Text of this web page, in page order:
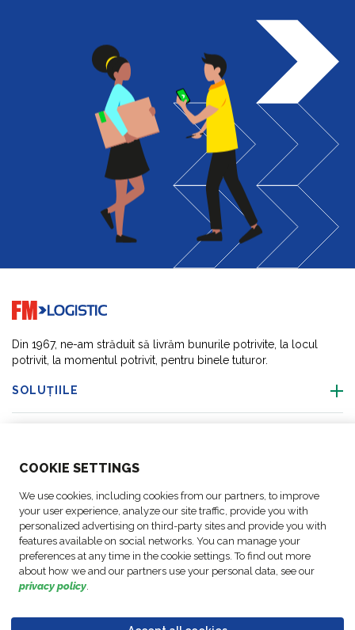
COOKIE SETTINGS
We use cookies, including cookies from our partners, to improve
your user experience, analyze our site traffic, provide you with
personalized advertising on third-party sites and provide you with
features available on social networks. You can manage your
preferences at any time in the cookie settings. To find out more
about how we and our partners use your personal data, see our
privacy policy.
Go to home page
Din 1967, ne-am străduit să livrăm bunurile potrivite, la locul
potrivit, la momentul potrivit, pentru binele tuturor.
SOLUȚIILE
ACTIVITĂȚI
URMAȚI-NE